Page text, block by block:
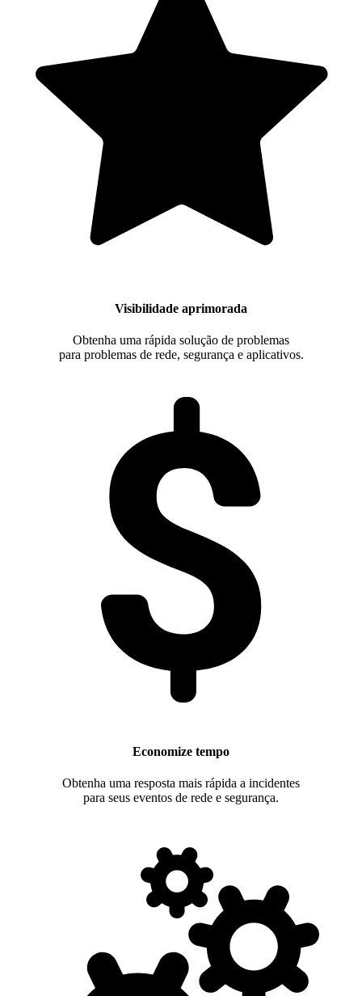
Visibilidade aprimorada
Obtenha uma rápida solução de problemas
para problemas de rede, segurança e aplicativos.
Economize tempo
Obtenha uma resposta mais rápida a incidentes
para seus eventos de rede e segurança.